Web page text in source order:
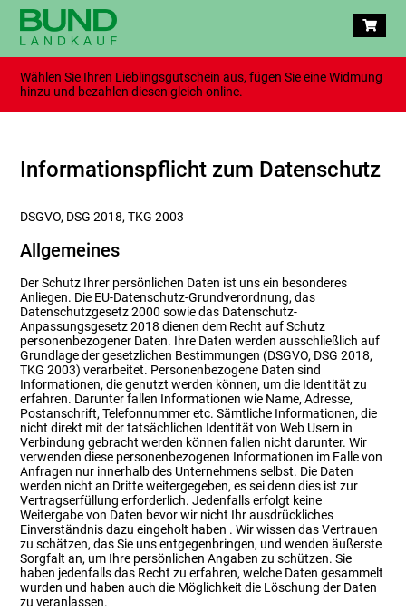
Wählen Sie Ihren Lieblingsgutschein aus, fügen Sie eine Widmung
hinzu und bezahlen diesen gleich online.
Informationspflicht zum Datenschutz
DSGVO, DSG 2018, TKG 2003
Allgemeines
Der Schutz Ihrer persönlichen Daten ist uns ein besonderes
Anliegen. Die EU-Datenschutz-Grundverordnung, das
Datenschutzgesetz 2000 sowie das Datenschutz-
Anpassungsgesetz 2018 dienen dem Recht auf Schutz
personenbezogener Daten. Ihre Daten werden ausschließlich auf
Grundlage der gesetzlichen Bestimmungen (DSGVO, DSG 2018,
TKG 2003) verarbeitet. Personenbezogene Daten sind
Informationen, die genutzt werden können, um die Identität zu
erfahren. Darunter fallen Informationen wie Name, Adresse,
Postanschrift, Telefonnummer etc. Sämtliche Informationen, die
nicht direkt mit der tatsächlichen Identität von Web Usern in
Verbindung gebracht werden können fallen nicht darunter. Wir
verwenden diese personenbezogenen Informationen im Falle von
Anfragen nur innerhalb des Unternehmens selbst. Die Daten
werden nicht an Dritte weitergegeben, es sei denn dies ist zur
Vertragserfüllung erforderlich. Jedenfalls erfolgt keine
Weitergabe von Daten bevor wir nicht Ihr ausdrückliches
Einverständnis dazu eingeholt haben . Wir wissen das Vertrauen
zu schätzen, das Sie uns entgegenbringen, und wenden äußerste
Sorgfalt an, um Ihre persönlichen Angaben zu schützen. Sie
haben jedenfalls das Recht zu erfahren, welche Daten gesammelt
wurden und haben auch die Möglichkeit die Löschung der Daten
zu veranlassen.